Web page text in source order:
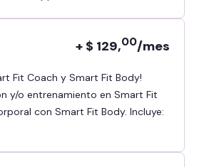
+ $ 129,00/mes
y/o entrenamiento en Smart Fit
con Smart Fit Body. Incluye: